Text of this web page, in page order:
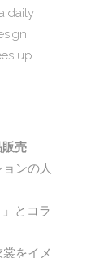
daily
up
販売
ンの人
とコラ
をイメ